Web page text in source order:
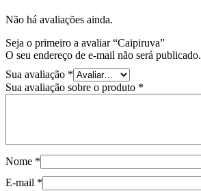
Não há avaliações ainda.
Seja o primeiro a avaliar “Caipiruva”
O seu endereço de e-mail não será publicado.
Sua avaliação *
Sua avaliação sobre o produto *
Nome *
E-mail *